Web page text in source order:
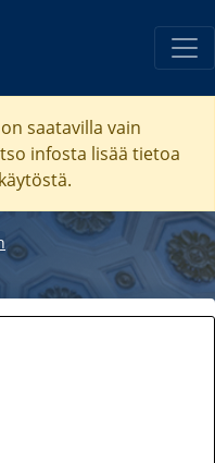
saatavilla vain
infosta lisää tietoa